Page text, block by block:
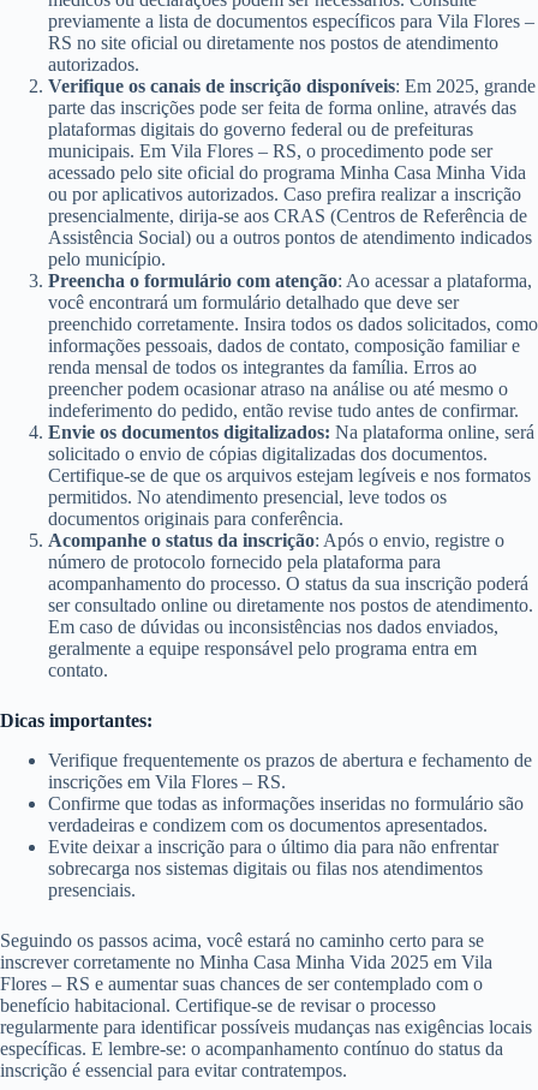
previamente a lista de documentos específicos para Vila Flores –
RS no site oficial ou diretamente nos postos de atendimento
autorizados.
Verifique os canais de inscrição disponíveis: Em 2025, grande
parte das inscrições pode ser feita de forma online, através das
plataformas digitais do governo federal ou de prefeituras
municipais. Em Vila Flores – RS, o procedimento pode ser
acessado pelo site oficial do programa Minha Casa Minha Vida
ou por aplicativos autorizados. Caso prefira realizar a inscrição
presencialmente, dirija-se aos CRAS (Centros de Referência de
Assistência Social) ou a outros pontos de atendimento indicados
pelo município.
Preencha o formulário com atenção: Ao acessar a plataforma,
você encontrará um formulário detalhado que deve ser
preenchido corretamente. Insira todos os dados solicitados, como
informações pessoais, dados de contato, composição familiar e
renda mensal de todos os integrantes da família. Erros ao
preencher podem ocasionar atraso na análise ou até mesmo o
indeferimento do pedido, então revise tudo antes de confirmar.
Envie os documentos digitalizados: Na plataforma online, será
solicitado o envio de cópias digitalizadas dos documentos.
Certifique-se de que os arquivos estejam legíveis e nos formatos
permitidos. No atendimento presencial, leve todos os
documentos originais para conferência.
Acompanhe o status da inscrição: Após o envio, registre o
número de protocolo fornecido pela plataforma para
acompanhamento do processo. O status da sua inscrição poderá
ser consultado online ou diretamente nos postos de atendimento.
Em caso de dúvidas ou inconsistências nos dados enviados,
geralmente a equipe responsável pelo programa entra em
contato.
Dicas importantes:
Verifique frequentemente os prazos de abertura e fechamento de
inscrições em Vila Flores – RS.
Confirme que todas as informações inseridas no formulário são
verdadeiras e condizem com os documentos apresentados.
Evite deixar a inscrição para o último dia para não enfrentar
sobrecarga nos sistemas digitais ou filas nos atendimentos
presenciais.
Seguindo os passos acima, você estará no caminho certo para se
inscrever corretamente no Minha Casa Minha Vida 2025 em Vila
Flores – RS e aumentar suas chances de ser contemplado com o
benefício habitacional. Certifique-se de revisar o processo
regularmente para identificar possíveis mudanças nas exigências locais
específicas. E lembre-se: o acompanhamento contínuo do status da
inscrição é essencial para evitar contratempos.